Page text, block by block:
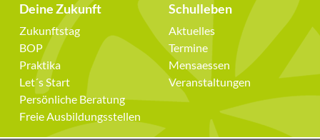
Deine Zukunft
Navigation
überspringen
Zukunftstag
BOP
Praktika
Let´s Start
Persönliche Beratung
Freie Ausbildungsstellen
Schulleben
Navigation
überspringen
Aktuelles
Termine
Mensaessen
Veranstaltungen